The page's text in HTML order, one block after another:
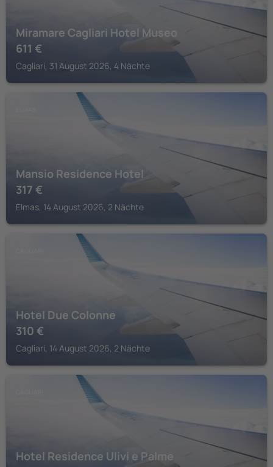
Miramare Cagliari Hotel Museo
611 €
Cagliari, 31 August 2026, 4 Nächte
Mansio Residence Hotel
317 €
Elmas, 14 August 2026, 2 Nächte
Hotel Due Colonne
310 €
Cagliari, 14 August 2026, 2 Nächte
Hotel Residence Ulivi e Palme